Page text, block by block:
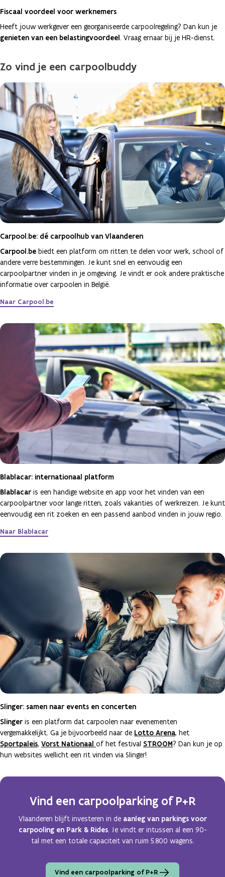
Fiscaal voordeel voor werknemers
Heeft jouw werkgever een georganiseerde carpoolregeling? Dan kun je
genieten van een belastingvoordeel. Vraag ernaar bij je HR-dienst.
Zo vind je een carpoolbuddy
Carpool.be: dé carpoolhub van Vlaanderen
Carpool.be biedt een platform om ritten te delen voor werk, school of
andere verre bestemmingen. Je kunt snel en eenvoudig een
carpoolpartner vinden in je omgeving. Je vindt er ook andere praktische
informatie over carpoolen in België.
Naar Carpool.be
Blablacar: internationaal platform
Blablacar is een handige website en app voor het vinden van een
carpoolpartner voor lange ritten, zoals vakanties of werkreizen. Je kunt
eenvoudig een rit zoeken en een passend aanbod vinden in jouw regio.
Naar Blablacar
Slinger: samen naar events en concerten
Slinger is een platform dat carpoolen naar evenementen
vergemakkelijkt. Ga je bijvoorbeeld naar de Lotto Arena, het
Sportpaleis, Vorst Nationaal of het festival STROOM? Dan kun je op
hun websites wellicht een rit vinden via Slinger!
Vind een carpoolparking of P+R
Vlaanderen blijft investeren in de aanleg van parkings voor
carpooling en Park & Rides. Je vindt er intussen al een 90-
tal met een totale capaciteit van ruim 5.800 wagens.
Vind een carpoolparking of P+R